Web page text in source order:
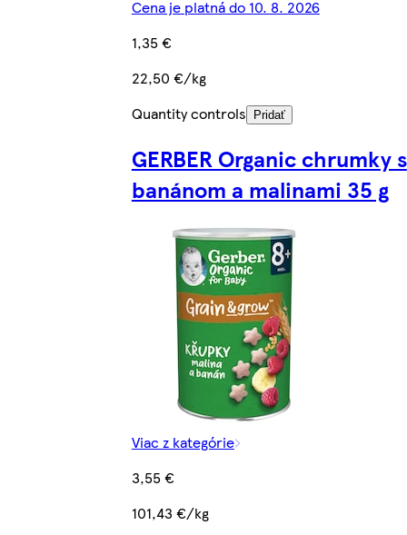
Cena je platná do 10. 8. 2026
1,35 €
22,50 €/kg
Quantity controls
Pridať
GERBER Organic chrumky s
banánom a malinami 35 g
Viac z kategórie
3,55 €
101,43 €/kg